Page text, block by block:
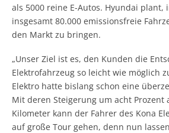
als 5000 reine E-Autos. Hyundai plant,
insgesamt 80.000 emissionsfreie
den Markt zu bringen.
„Unser Ziel ist es, den Kunden die
Elektrofahrzeug so leicht wie möglich
Elektro hatte bislang schon eine
Mit deren Steigerung um acht Prozent
Kilometer kann der Fahrer des Kona
auf große Tour gehen, denn nun